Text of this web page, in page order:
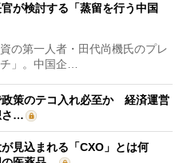
が検討する「蒸留を行う中国
の第一人者・田代尚機氏のプレ
」。中国企…
政策のテコ入れ必至か 経済運営
さ…
見込まれる「CXO」とは何